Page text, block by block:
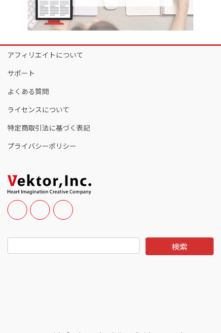
アフィリエイトについて
サポート
よくある質問
ライセンスについて
特定商取引法に基づく表記
プライバシーポリシー